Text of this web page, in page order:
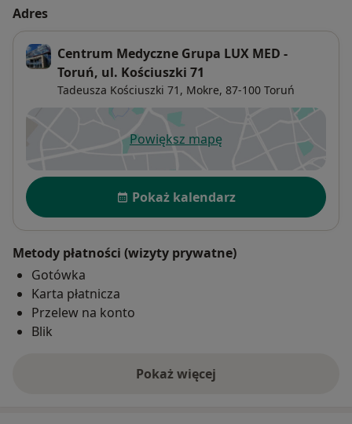
Adres
Centrum Medyczne Grupa LUX MED -
Toruń, ul. Kościuszki 71
Tadeusza Kościuszki 71, Mokre, 87-100 Toruń
Powiększ mapęotwiera się w nowej karcie
Dostępność
Pokaż kalendarz
Metody płatności (wizyty prywatne)
Gotówka
Karta płatnicza
Przelew na konto
Blik
Pokaż więcej
o adresie